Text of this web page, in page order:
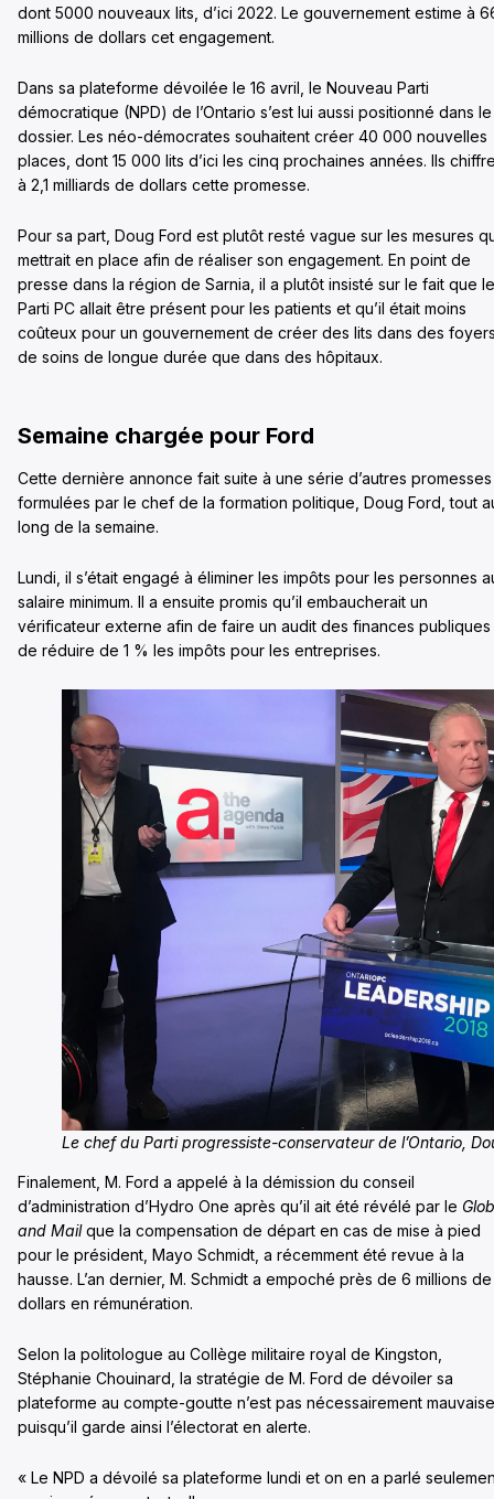
dont 5000 nouveaux lits, d’ici 2022. Le gouvernement estime à
millions de dollars cet engagement.
Dans sa plateforme dévoilée le 16 avril, le Nouveau Parti
démocratique (NPD) de l’Ontario s’est lui aussi positionné dans le
dossier. Les néo-démocrates souhaitent créer 40 000 nouvelles
places, dont 15 000 lits d’ici les cinq prochaines années. Ils
à 2,1 milliards de dollars cette promesse.
Pour sa part, Doug Ford est plutôt resté vague sur les mesures
mettrait en place afin de réaliser son engagement. En point de
presse dans la région de Sarnia, il a plutôt insisté sur le fait que le
Parti PC allait être présent pour les patients et qu’il était moins
coûteux pour un gouvernement de créer des lits dans des
de soins de longue durée que dans des hôpitaux.
Semaine chargée pour Ford
Cette dernière annonce fait suite à une série d’autres promesses
formulées par le chef de la formation politique, Doug Ford, tout
long de la semaine.
Lundi, il s’était engagé à éliminer les impôts pour les personnes
salaire minimum. Il a ensuite promis qu’il embaucherait un
vérificateur externe afin de faire un audit des finances publiques
de réduire de 1 % les impôts pour les entreprises.
Le chef du Parti progressiste-conservateur de l’Ontario,
Finalement, M. Ford a appelé à la démission du conseil
d’administration d’Hydro One après qu’il ait été révélé par le
and Mailque la compensation de départ en cas de mise à pied
pour le président, Mayo Schmidt, a récemment été revue à la
hausse. L’an dernier, M. Schmidt a empoché près de 6 millions de
dollars en rémunération.
Selon la politologue au Collège militaire royal de Kingston,
Stéphanie Chouinard, la stratégie de M. Ford de dévoiler sa
plateforme au compte-goutte n’est pas nécessairement
puisqu’il garde ainsi l’électorat en alerte.
« Le NPD a dévoilé sa plateforme lundi et on en a parlé